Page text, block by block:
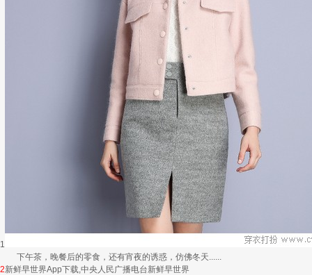
1
下午茶，晚餐后的零食，还有宵夜的诱惑，仿佛冬天......
2新鲜早世界App下载,中央人民广播电台新鲜早世界